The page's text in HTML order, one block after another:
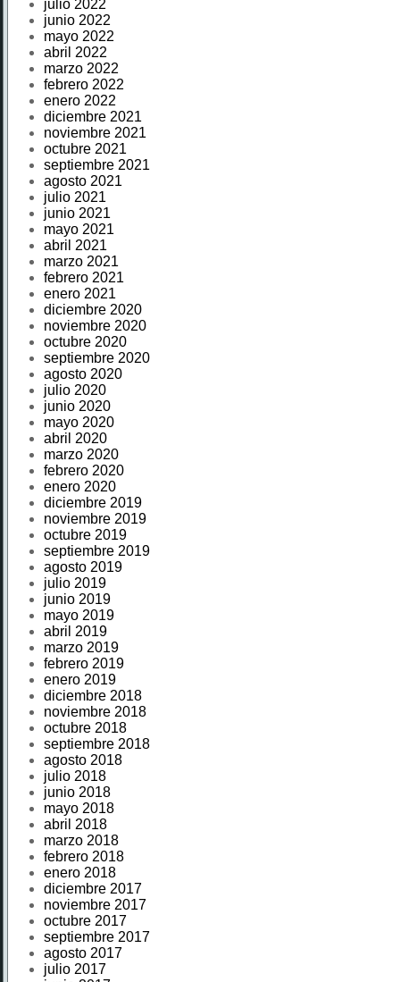
julio 2022
junio 2022
mayo 2022
abril 2022
marzo 2022
febrero 2022
enero 2022
diciembre 2021
noviembre 2021
octubre 2021
septiembre 2021
agosto 2021
julio 2021
junio 2021
mayo 2021
abril 2021
marzo 2021
febrero 2021
enero 2021
diciembre 2020
noviembre 2020
octubre 2020
septiembre 2020
agosto 2020
julio 2020
junio 2020
mayo 2020
abril 2020
marzo 2020
febrero 2020
enero 2020
diciembre 2019
noviembre 2019
octubre 2019
septiembre 2019
agosto 2019
julio 2019
junio 2019
mayo 2019
abril 2019
marzo 2019
febrero 2019
enero 2019
diciembre 2018
noviembre 2018
octubre 2018
septiembre 2018
agosto 2018
julio 2018
junio 2018
mayo 2018
abril 2018
marzo 2018
febrero 2018
enero 2018
diciembre 2017
noviembre 2017
octubre 2017
septiembre 2017
agosto 2017
julio 2017